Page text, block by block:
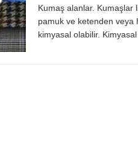
Kumaş alanlar. Kumaşlar
pamuk ve ketenden veya
kimyasal olabilir.